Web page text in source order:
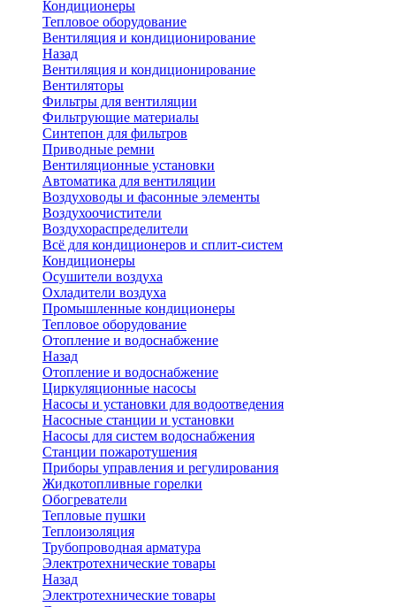
Кондиционеры
Тепловое оборудование
Вентиляция и кондиционирование
Назад
Вентиляция и кондиционирование
Вентиляторы
Фильтры для вентиляции
Фильтрующие материалы
Синтепон для фильтров
Приводные ремни
Вентиляционные установки
Автоматика для вентиляции
Воздуховоды и фасонные элементы
Воздухоочистители
Воздухораспределители
Всё для кондиционеров и сплит-систем
Кондиционеры
Осушители воздуха
Охладители воздуха
Промышленные кондиционеры
Тепловое оборудование
Отопление и водоснабжение
Назад
Отопление и водоснабжение
Циркуляционные насосы
Насосы и установки для водоотведения
Насосные станции и установки
Насосы для систем водоснабжения
Станции пожаротушения
Приборы управления и регулирования
Жидкотопливные горелки
Обогреватели
Тепловые пушки
Теплоизоляция
Трубопроводная арматура
Электротехнические товары
Назад
Электротехнические товары